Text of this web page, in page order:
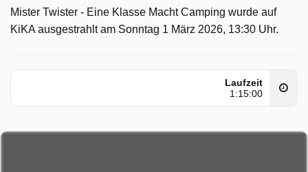
Mister Twister - Eine Klasse Macht Camping wurde auf
KiKA ausgestrahlt am Sonntag 1 März 2026, 13:30 Uhr.
Laufzeit
1:15:00